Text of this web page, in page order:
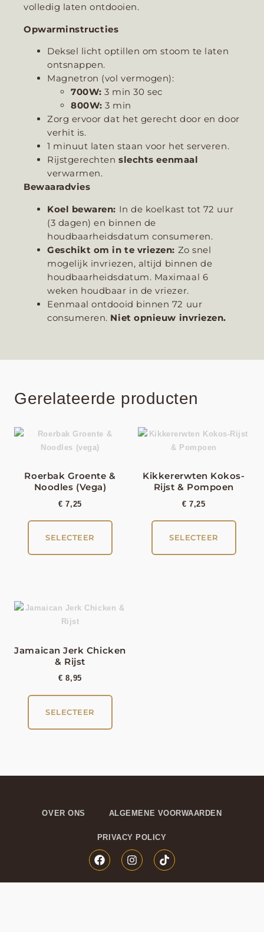
volledig laten ontdooien.
Opwarminstructies
Deksel licht optillen om stoom te laten
ontsnappen.
Magnetron (vol vermogen):
700W: 3 min 30 sec
800W: 3 min
Zorg ervoor dat het gerecht door en door
verhit is.
1 minuut laten staan voor het serveren.
Rijstgerechtenslechts eenmaal
verwarmen.
Bewaaradvies
Koel bewaren: In de koelkast tot 72 uur
(3 dagen) en binnen de
houdbaarheidsdatum consumeren.
Geschikt om in te vriezen: Zo snel
mogelijk invriezen, altijd binnen de
houdbaarheidsdatum. Maximaal 6
weken houdbaar in de vriezer.
Eenmaal ontdooid binnen 72 uur
consumeren. Niet opnieuw invriezen.
Gerelateerde producten
Roerbak Groente &
Noodles (vega)
€ 7,25
SELECTEER
Kikkererwten Kokos-
Rijst & Pompoen
€ 7,25
SELECTEER
Jamaican Jerk Chicken
& Rijst
€ 8,95
SELECTEER
OVER ONS ALGEMENE VOORWAARDEN
PRIVACY POLICY